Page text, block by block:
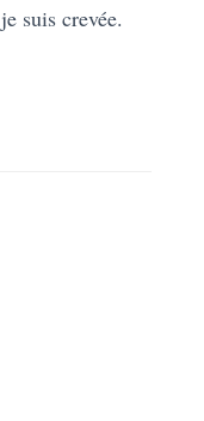
suis crevée.